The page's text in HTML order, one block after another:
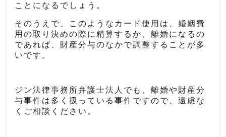
ことになるでしょう。
そのうえで、このようなカード使用は、婚姻費
用の取り決めの際に精算するか、離婚になるの
であれば、財産分与のなかで調整することが多
いです。
ジン法律事務所弁護士法人でも、離婚や財産分
与事件は多く扱っている事件ですので、遠慮な
くご相談ください。